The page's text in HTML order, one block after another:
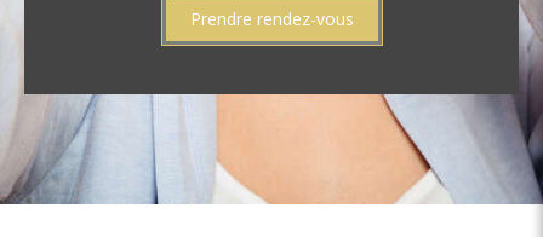
Prendre rendez-vous